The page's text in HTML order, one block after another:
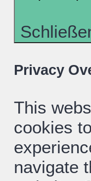
Privacy
This
cookies
navigate